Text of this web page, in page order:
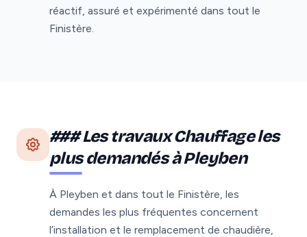
réactif, assuré et expérimenté dans tout le
Finistère.
### Les travaux Chauffage les
plus demandés à Pleyben
À Pleyben et dans tout le Finistère, les
demandes les plus fréquentes concernent
l’installation et le remplacement de chaudière,